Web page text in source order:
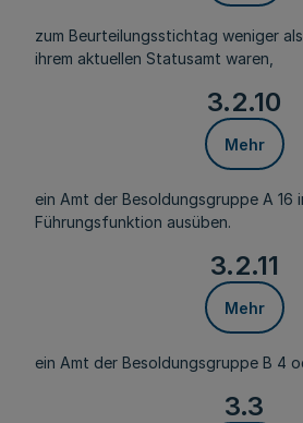
zum Beurteilungsstichtag weniger
ihrem aktuellen Statusamt waren,
3.2.10
Mehr
ein Amt der Besoldungsgruppe A 16
Führungsfunktion ausüben.
3.2.11
Mehr
ein Amt der Besoldungsgruppe B 4
3.3